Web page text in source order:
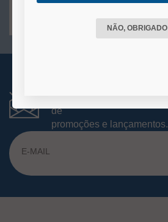
de
promoções e lançamentos.
NÃO, OBRIGADO